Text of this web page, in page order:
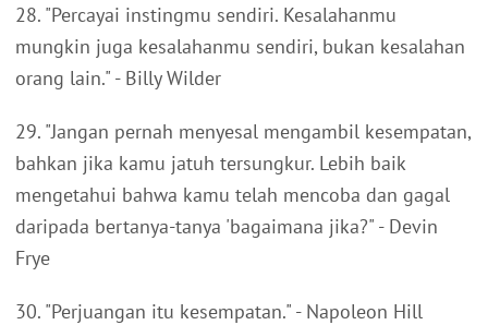
28. "Percayai instingmu sendiri. Kesalahanmu
mungkin juga kesalahanmu sendiri, bukan kesalahan
orang lain." - Billy Wilder
29. "Jangan pernah menyesal mengambil kesempatan,
bahkan jika kamu jatuh tersungkur. Lebih baik
mengetahui bahwa kamu telah mencoba dan gagal
daripada bertanya-tanya 'bagaimana jika?" - Devin
Frye
30. "Perjuangan itu kesempatan." - Napoleon Hill